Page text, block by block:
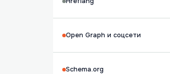
Open Graph и соцсети
Schema.org